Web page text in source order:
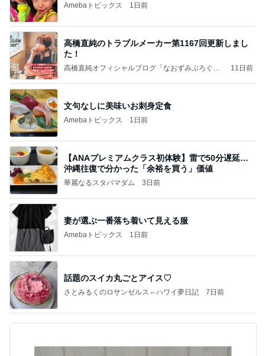
Amebaトピックス 1日前
高橋直純のトラブルメーカー第1167回更新しまし
た！
高橋直純オフィシャルブログ「なおずみぶろぐ」
11日前
文句なしに美味いお刺身定食
Amebaトピックス 1日前
【ANAプレミアムクラス初体験】雷で50分遅延…
沖縄往復で分かった「余裕を買う」価値
華麗なるスタバマダム 3日前
妻が選ぶ一番落ち着いて見える服
Amebaトピックス 1日前
話題のスイカ丸ごとアイス♡
さとみるくのロサンゼルス⇔ハワイ夢日記 7日前